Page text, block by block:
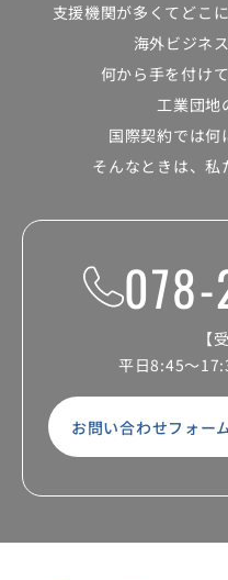
支援機関が多くて どこ
海外ビジネ
何から手を付け
工業団地
国際契約では
そんなときは、私
【
平日8:45～
お問い合わせフォー